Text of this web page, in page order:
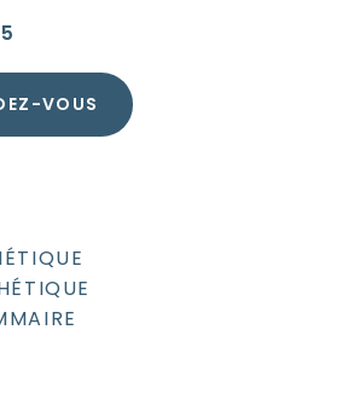
VOUS